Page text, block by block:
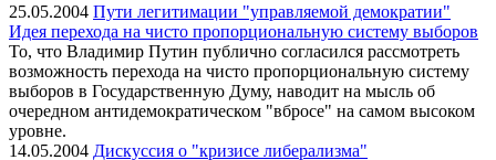
25.05.2004 Пути легитимации "управляемой демократии"
Идея перехода на чисто пропорциональную систему выборов
То, что Владимир Путин публично согласился рассмотреть
возможность перехода на чисто пропорциональную систему
выборов в Государственную Думу, наводит на мысль об
очередном антидемократическом "вбросе" на самом высоком
уровне.
14.05.2004 Дискуссия о "кризисе либерализма"